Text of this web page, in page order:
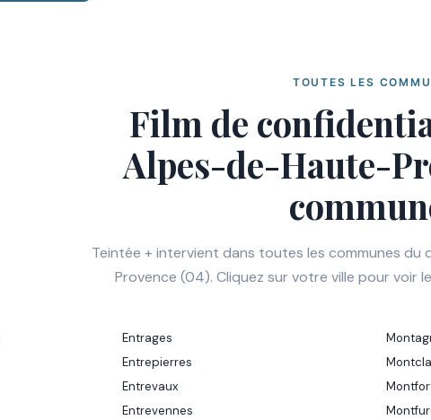
TOUTES LES
Film de
Alpes-de-Haute-
Teintée + intervient dans toutes les communes
Provence (04). Cliquez sur votre ville pour voir
Entrages
Entrepierres
Entrevaux
Entrevennes